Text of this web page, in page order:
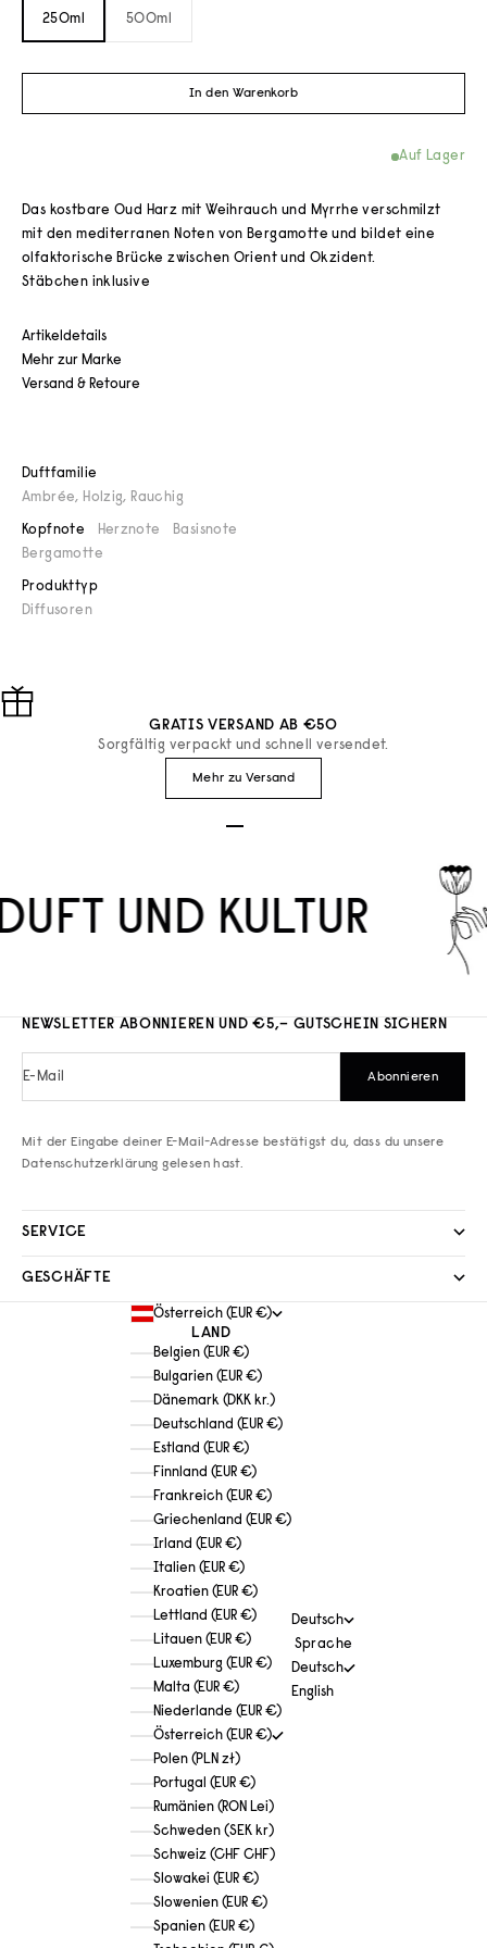
Duftfamilie
Ambrée, Holzig, Rauchig
Kopfnote Herznote
Basisnote
Bergamotte
Produkttyp
Diffusoren
250ml 500ml
In den Warenkorb
Auf Lager
Das kostbare Oud Harz mit Weihrauch und Myrrhe verschmilzt
mit den mediterranen Noten von Bergamotte und bildet eine
olfaktorische Brücke zwischen Orient und Okzident.
Stäbchen inklusive
Artikeldetails
Mehr zur Marke
Versand & Retoure
GRATIS VERSAND AB €50
Sorgfältig verpackt und schnell versendet.
Mehr zu Versand
UND KULTUR
NEWSLETTER ABONNIEREN UND €5,– GUTSCHEIN SICHERN
E-Mail Abonnieren
Mit der Eingabe deiner E-Mail-Adresse bestätigst du, dass du unsere
Datenschutzerklärung gelesen hast.
SERVICE
GESCHÄFTE
Österreich (EUR €)
LAND
Belgien (EUR €)
Bulgarien (EUR €)
Dänemark (DKK kr.)
Deutschland (EUR €)
Estland (EUR €)
Finnland (EUR €)
Frankreich (EUR €)
Griechenland (EUR €)
Irland (EUR €)
Italien (EUR €)
Kroatien (EUR €)
Lettland (EUR €)
Litauen (EUR €)
Luxemburg (EUR €)
Malta (EUR €)
Niederlande (EUR €)
Österreich (EUR €)
Polen (PLN zł)
Portugal (EUR €)
Rumänien (RON Lei)
Schweden (SEK kr)
Schweiz (CHF CHF)
Slowakei (EUR €)
Slowenien (EUR €)
Spanien (EUR €)
Deutsch
Sprache
Deutsch
English